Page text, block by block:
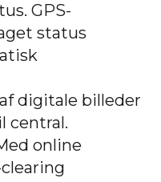
GPS-
status
digitale billeder
central.
online